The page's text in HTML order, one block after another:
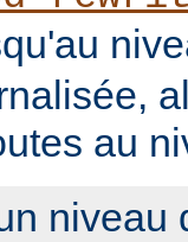
au
niveau